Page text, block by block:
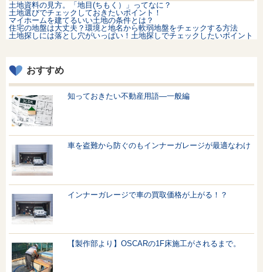
土地資料の見方。「地目(ちもく）」ってなに？
土地選びでチェックしておきたいポイント！
マイホームを建てるいい土地の条件とは？
住宅の地盤は大丈夫？環境と地名から軟弱地盤をチェックする方法
土地探しには落とし穴がいっぱい！土地探しでチェックしたいポイント
おすすめ
知っておきたい不動産用語—一般編
車を盗難から防ぐのもインナーガレージが最適なわけ
インナーガレージで車の買取価格が上がる！？
【製作部より】OSCARの1F床施工がされるまで。